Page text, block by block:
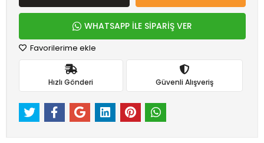
WHATSAPP İLE SİPARİŞ VER
Favorilerime ekle
Hızlı Gönderi Güvenli Alışveriş